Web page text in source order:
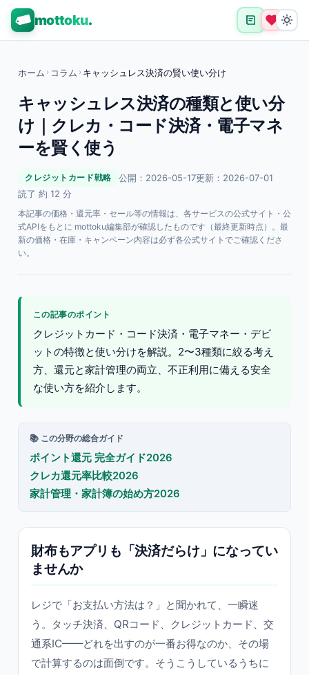
mottoku.
ホーム › コラム › キャッシュレス決済の賢い使い分け
キャッシュレス決済の種類と使い分
け｜クレカ・コード決済・電子マネ
ーを賢く使う
クレジットカード戦略 公開：2026-05-17更新：2026-07-01
読了 約 12 分
本記事の価格・還元率・セール等の情報は、各サービスの公式サイト・公
式APIをもとに mottoku編集部が確認したものです（最終更新時点）。最
新の価格・在庫・キャンペーン内容は必ず各公式サイトでご確認くださ
い。
この記事のポイント
クレジットカード・コード決済・電子マネー・デビ
ットの特徴と使い分けを解説。2〜3種類に絞る考え
方、還元と家計管理の両立、不正利用に備える安全
な使い方を紹介します。
📚 この分野の総合ガイド
ポイント還元 完全ガイド2026
クレカ還元率比較2026
家計管理・家計簿の始め方2026
財布もアプリも「決済だらけ」になってい
ませんか
レジで「お支払い方法は？」と聞かれて、一瞬迷
う。タッチ決済、QRコード、クレジットカード、交
通系IC——どれを出すのが一番お得なのか、その場
で計算するのは面倒です。そうこうしているうちに